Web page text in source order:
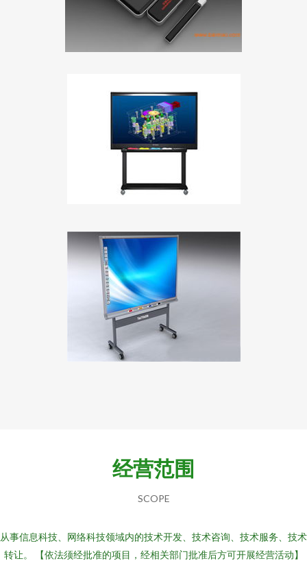
经营范围
SCOPE
从事信息科技、网络科技领域内的技术开发、技术咨询、技术服务、技术
转让。 【依法须经批准的项目，经相关部门批准后方可开展经营活动】